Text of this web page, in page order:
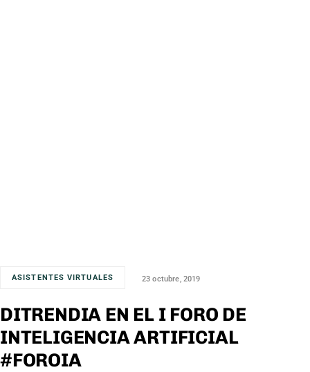
ASISTENTES VIRTUALES 23 octubre, 2019
DITRENDIA EN EL I FORO DE
INTELIGENCIA ARTIFICIAL
#FOROIA